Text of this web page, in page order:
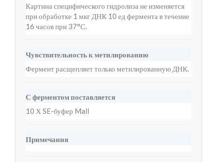
Картина специфического гидролиза не изменяется
при обработке 1 мкг ДНК 10 ед фермента в течение
16 часов при 37°С.
Чувствительность к метилированию
Фермент расщепляет только метилированную ДНК.
С ферментом поставляется
10 Х SE-буфер MalI
Примечания